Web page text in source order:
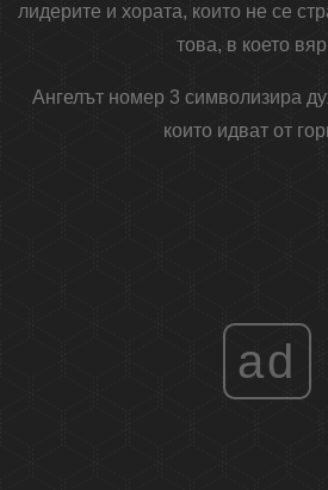
лидерите и хората, които не се
това, в което
Ангелът номер 3 символизира
които идват от
ad